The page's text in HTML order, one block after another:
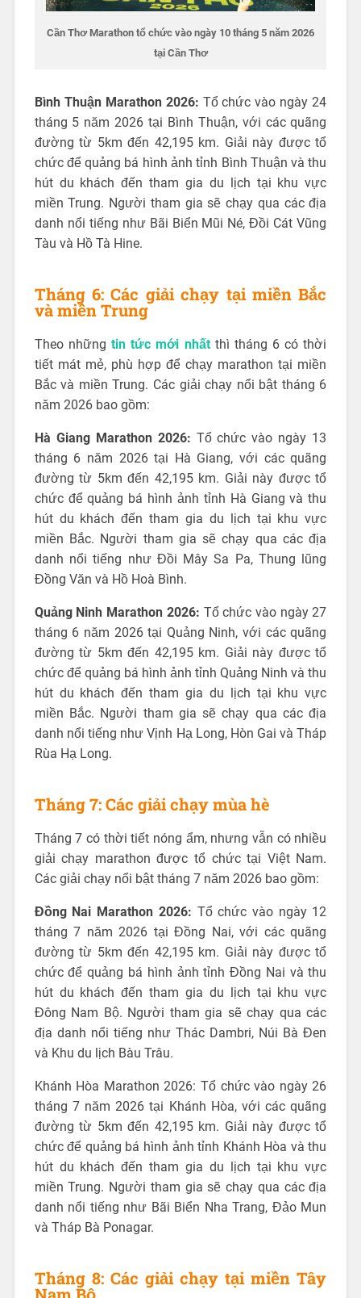
Cần Thơ Marathon tổ chức vào ngày 10 tháng 5 năm 2026
tại Cần Thơ
Bình Thuận Marathon 2026: Tổ chức vào ngày 24
tháng 5 năm 2026 tại Bình Thuận, với các quãng
đường từ 5km đến 42,195 km. Giải này được tổ
chức để quảng bá hình ảnh tỉnh Bình Thuận và thu
hút du khách đến tham gia du lịch tại khu vực
miền Trung. Người tham gia sẽ chạy qua các địa
danh nổi tiếng như Bãi Biển Mũi Né, Đồi Cát Vũng
Tàu và Hồ Tà Hine.
Tháng 6: Các giải chạy tại miền Bắc
và miền Trung
Theo những tin tức mới nhấtthì tháng 6 có thời
tiết mát mẻ, phù hợp để chạy marathon tại miền
Bắc và miền Trung. Các giải chạy nổi bật tháng 6
năm 2026 bao gồm:
Hà Giang Marathon 2026: Tổ chức vào ngày 13
tháng 6 năm 2026 tại Hà Giang, với các quãng
đường từ 5km đến 42,195 km. Giải này được tổ
chức để quảng bá hình ảnh tỉnh Hà Giang và thu
hút du khách đến tham gia du lịch tại khu vực
miền Bắc. Người tham gia sẽ chạy qua các địa
danh nổi tiếng như Đồi Mây Sa Pa, Thung lũng
Đồng Văn và Hồ Hoà Bình.
Quảng Ninh Marathon 2026: Tổ chức vào ngày 27
tháng 6 năm 2026 tại Quảng Ninh, với các quãng
đường từ 5km đến 42,195 km. Giải này được tổ
chức để quảng bá hình ảnh tỉnh Quảng Ninh và thu
hút du khách đến tham gia du lịch tại khu vực
miền Bắc. Người tham gia sẽ chạy qua các địa
danh nổi tiếng như Vịnh Hạ Long, Hòn Gai và Tháp
Rùa Hạ Long.
Tháng 7: Các giải chạy mùa hè
Tháng 7 có thời tiết nóng ẩm, nhưng vẫn có nhiều
giải chạy marathon được tổ chức tại Việt Nam.
Các giải chạy nổi bật tháng 7 năm 2026 bao gồm:
Đồng Nai Marathon 2026: Tổ chức vào ngày 12
tháng 7 năm 2026 tại Đồng Nai, với các quãng
đường từ 5km đến 42,195 km. Giải này được tổ
chức để quảng bá hình ảnh tỉnh Đồng Nai và thu
hút du khách đến tham gia du lịch tại khu vực
Đông Nam Bộ. Người tham gia sẽ chạy qua các
địa danh nổi tiếng như Thác Dambri, Núi Bà Đen
và Khu du lịch Bàu Trâu.
Khánh Hòa Marathon 2026: Tổ chức vào ngày 26
tháng 7 năm 2026 tại Khánh Hòa, với các quãng
đường từ 5km đến 42,195 km. Giải này được tổ
chức để quảng bá hình ảnh tỉnh Khánh Hòa và thu
hút du khách đến tham gia du lịch tại khu vực
miền Trung. Người tham gia sẽ chạy qua các địa
danh nổi tiếng như Bãi Biển Nha Trang, Đảo Mun
và Tháp Bà Ponagar.
Tháng 8: Các giải chạy tại miền Tây
Nam Bộ